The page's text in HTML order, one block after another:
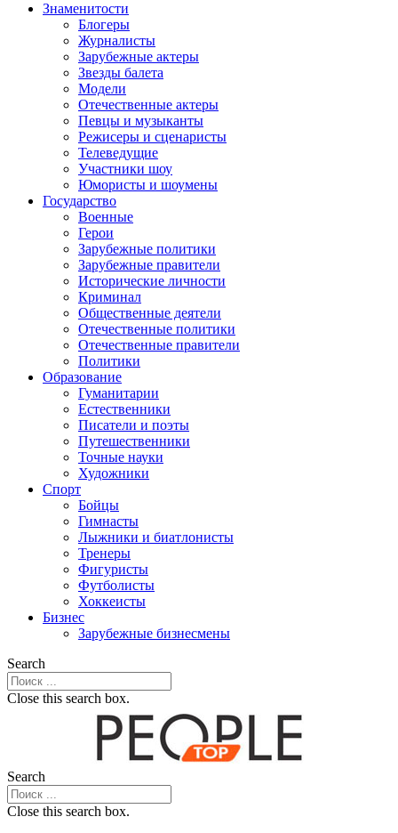
Знаменитости
Блогеры
Журналисты
Зарубежные актеры
Звезды балета
Модели
Отечественные актеры
Певцы и музыканты
Режисеры и сценаристы
Телеведущие
Участники шоу
Юмористы и шоумены
Государство
Военные
Герои
Зарубежные политики
Зарубежные правители
Исторические личности
Криминал
Общественные деятели
Отечественные политики
Отечественные правители
Политики
Образование
Гуманитарии
Естественники
Писатели и поэты
Путешественники
Точные науки
Художники
Спорт
Бойцы
Гимнасты
Лыжники и биатлонисты
Тренеры
Фигуристы
Футболисты
Хоккеисты
Бизнес
Зарубежные бизнесмены
Search
Close this search box.
Search
Close this search box.